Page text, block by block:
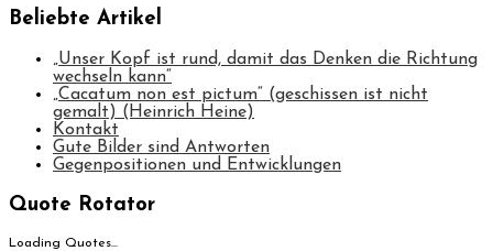
Beliebte Artikel
„Unser Kopf ist rund, damit das Denken die Richtung
wechseln kann“
„Cacatum non est pictum“ (geschissen ist nicht
gemalt) (Heinrich Heine)
Kontakt
Gute Bilder sind Antworten
Gegenpositionen und Entwicklungen
Quote Rotator
Loading Quotes...